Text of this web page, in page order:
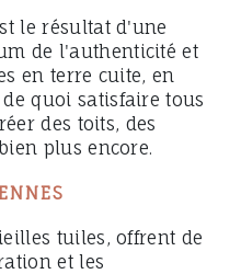
le résultat d'une
de l'authenticité et
en terre cuite, en
quoi satisfaire tous
des toits, des
plus encore.
tuiles, offrent de
et les